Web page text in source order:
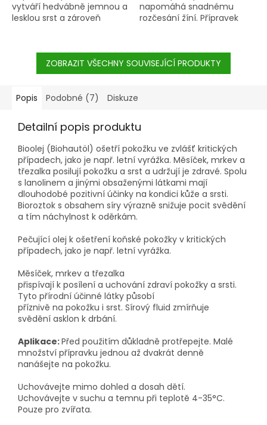
vytváří hedvábně jemnou a
lesklou srst a zároveň
napomáhá snadnému
rozčesání žíní. Přípravek
vysokomolekulární cukr.
Bylinný komplex žíně
vyživuje, regeneruje a
ZOBRAZIT VŠECHNY SOUVISEJÍCÍ PRODUKTY
Popis Podobné (7) Diskuze
Detailní popis produktu
Bioolej (Biohautöl) ošetří pokožku ve zvlášť kritických
případech, jako je např. letní vyrážka. Měsíček, mrkev a
třezalka posilují pokožku a srst a udržují je zdravé. Spolu
s lanolinem a jinými obsaženými látkami mají
dlouhodobé pozitivní účinky na kondici kůže a srsti.
Bioroztok s obsahem síry výrazně snižuje pocit svědění
a tím náchylnost k oděrkám.
Pečující olej k ošetření koňské pokožky v kritických
případech, jako je např. letní vyrážka.
Měsíček, mrkev a třezalka
přispívají k posílení a uchování zdraví pokožky a srsti.
Tyto přírodní účinné látky působí
příznivě na pokožku i srst. Sírový fluid zmírňuje
svědění asklon k drbání.
Aplikace:Před použitím důkladně protřepejte. Malé
množství přípravku jednou až dvakrát denně
nanášejte na pokožku.
Uchovávejte mimo dohled a dosah dětí.
Uchovávejte v suchu a temnu při teplotě 4-35°C.
Pouze pro zvířata.